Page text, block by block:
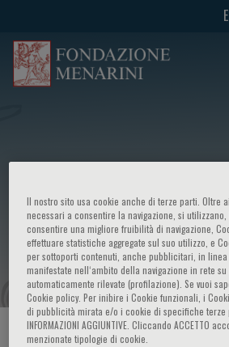
27th Course In -
HOME PAGE / CURSOS Y EVENTOS
Il nostro sito usa cookie anche di terze parti. Oltre
necessari a consentire la navigazione, si
consentire una migliore fruibilità di navigazione,
effettuare statistiche aggregate sul suo utilizzo, e
per sottoporti contenuti, anche pubblicitari, in
manifestate nell‘ambito della navigazione in rete
automaticamente rilevate (profilazione). Se vuoi
Cookie policy. Per inibire i Cookie funzionali, i
di pubblicità mirata e/o i cookie di specifiche
INFORMAZIONI AGGIUNTIVE. Cliccando ACCETTO
menzionate tipologie di cookie.